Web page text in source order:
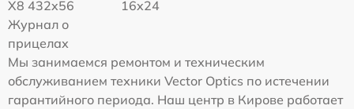
X8 432x56
16x24
Журнал о
прицелах
Мы занимаемся ремонтом и техническим
обслуживанием техники Vector Optics по истечении
гарантийного периода. Наш центр в Кирове работает